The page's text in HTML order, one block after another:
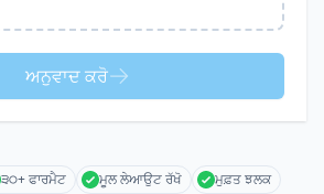
ਅਨੁਵਾਦ ਕਰੋ
੩੦+ ਫਾਰਮੈਟ ਮੂਲ ਲੇਆਉਟ ਰੱਖੋ ਮੁਫ਼ਤ ਝਲਕ